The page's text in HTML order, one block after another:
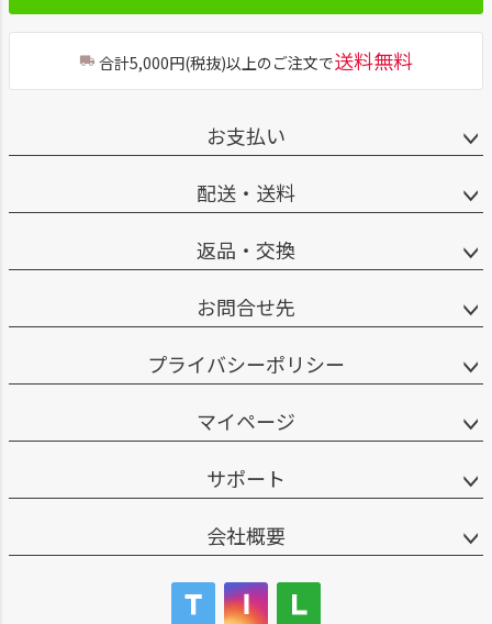
合計5,000円(税抜)以上のご注文で送料無料
お支払い
配送・送料
返品・交換
お問合せ先
プライバシーポリシー
マイページ
サポート
会社概要